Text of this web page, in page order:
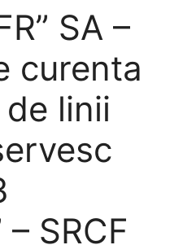
SA –
curenta
linii
SRCF